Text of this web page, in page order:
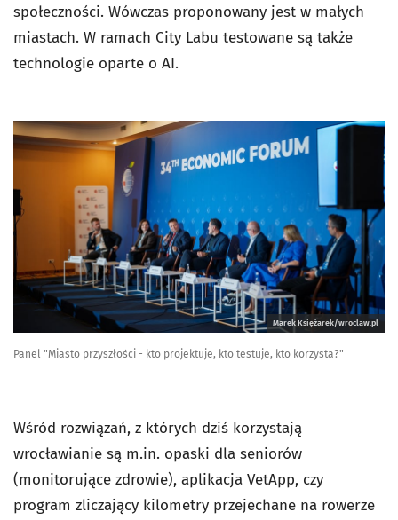
społeczności. Wówczas proponowany jest w małych
miastach. W ramach City Labu testowane są także
technologie oparte o AI.
Marek Księżarek/wroclaw.pl
Panel "Miasto przyszłości - kto projektuje, kto testuje, kto korzysta?"
Wśród rozwiązań, z których dziś korzystają
wrocławianie są m.in. opaski dla seniorów
(monitorujące zdrowie), aplikacja VetApp, czy
program zliczający kilometry przejechane na rowerze